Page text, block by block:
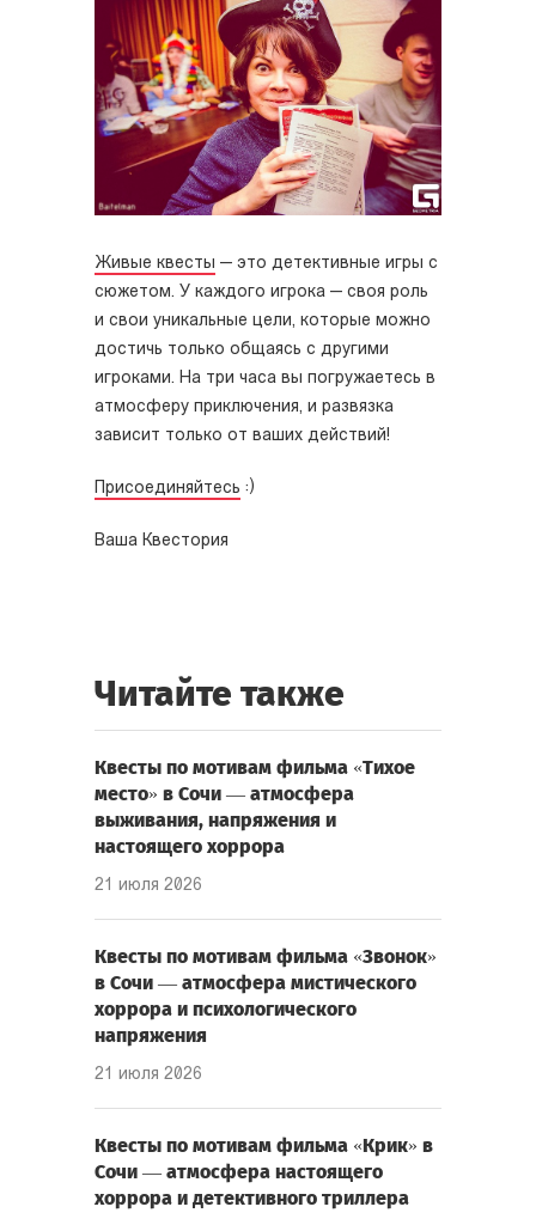
Живые квесты — это детективные игры с
сюжетом. У каждого игрока — своя роль
и свои уникальные цели, которые можно
достичь только общаясь с другими
игроками. На три часа вы погружаетесь в
атмосферу приключения, и развязка
зависит только от ваших действий!
Присоединяйтесь :)
Ваша Квестория
Читайте также
Квесты по мотивам фильма «Тихое
место» в Сочи — атмосфера
выживания, напряжения и
настоящего хоррора
21 июля 2026
Квесты по мотивам фильма «Звонок»
в Сочи — атмосфера мистического
хоррора и психологического
напряжения
21 июля 2026
Квесты по мотивам фильма «Крик» в
Сочи — атмосфера настоящего
хоррора и детективного триллера